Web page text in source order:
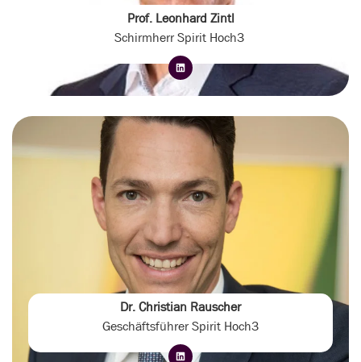
Prof. Leonhard Zintl
Schirmherr Spirit Hoch3
Dr. Christian Rauscher
Geschäftsführer Spirit Hoch3